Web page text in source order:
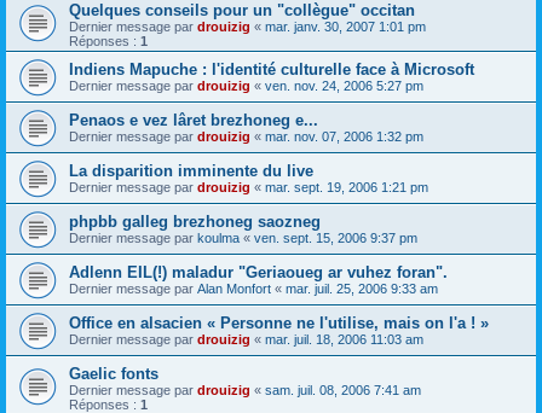
Quelques conseils pour un "collègue" occitan
Dernier message par drouizig « mar. janv. 30, 2007 1:01 pm
Réponses : 1
Indiens Mapuche : l'identité culturelle face à Microsoft
Dernier message par drouizig « ven. nov. 24, 2006 5:27 pm
Penaos e vez lâret brezhoneg e...
Dernier message par drouizig « mar. nov. 07, 2006 1:32 pm
La disparition imminente du live
Dernier message par drouizig « mar. sept. 19, 2006 1:21 pm
phpbb galleg brezhoneg saozneg
Dernier message par koulma « ven. sept. 15, 2006 9:37 pm
Adlenn EIL(!) maladur "Geriaoueg ar vuhez foran".
Dernier message par Alan Monfort « mar. juil. 25, 2006 9:33 am
Office en alsacien « Personne ne l'utilise, mais on l'a ! »
Dernier message par drouizig « mar. juil. 18, 2006 11:03 am
Gaelic fonts
Dernier message par drouizig « sam. juil. 08, 2006 7:41 am
Réponses : 1